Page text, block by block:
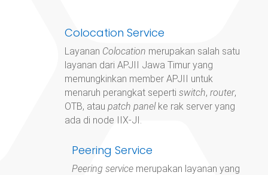
Colocation Service
Layanan Colocation merupakan salah satu
layanan dari APJII Jawa Timur yang
memungkinkan member APJII untuk
menaruh perangkat seperti switch, router,
OTB, atau patch panelke rak server yang
ada di node IIX-JI.
Peering Service
Peering servicemerupakan layanan yang